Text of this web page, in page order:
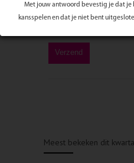
Met jouw antwoord bevestig je dat je
kansspelen en dat je niet bent
Meest bekeken dit